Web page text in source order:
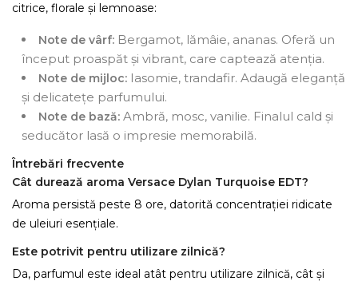
citrice, florale și lemnoase:
Note de vârf: Bergamot, lămâie, ananas. Oferă un
început proaspăt și vibrant, care captează atenția.
Note de mijloc: Iasomie, trandafir. Adaugă eleganță
și delicatețe parfumului.
Note de bază: Ambră, mosc, vanilie. Finalul cald și
seducător lasă o impresie memorabilă.
Întrebări frecvente
Cât durează aroma Versace Dylan Turquoise EDT?
Aroma persistă peste 8 ore, datorită concentrației ridicate
de uleiuri esențiale.
Este potrivit pentru utilizare zilnică?
Da, parfumul este ideal atât pentru utilizare zilnică, cât și